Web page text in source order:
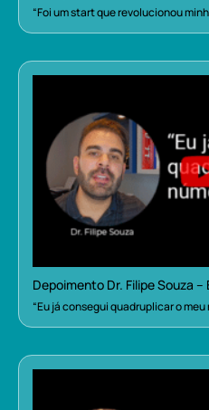
“Foi um start que revolucionou
Depoimento Dr. Filipe Souza
“Eu já consegui quadruplicar o